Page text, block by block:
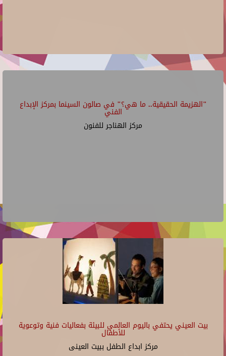
"الهزيمة الحقيقية.. ما هي؟" في صالون السينما بمركز الإبداع
الفني
مركز الهناجر للفنون
بيت العيني يحتفي باليوم العالمي للبيئة بفعاليات فنية وتوعوية
للأطفال
مركز ابداع الطفل ببيت العينى